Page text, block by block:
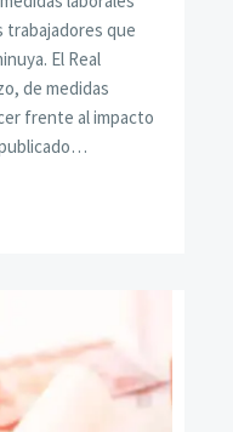
trabajadores que
El Real
de medidas
frente al impacto